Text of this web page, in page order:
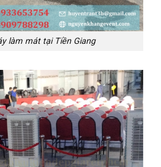
làm mát tại Tiền Giang